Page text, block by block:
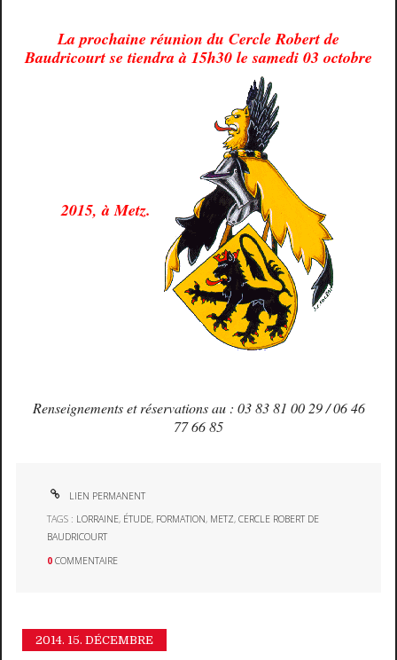
La prochaine réunion du Cercle Robert de
Baudricourt se tiendra à 15h30 le samedi 03 octobre
2015, à Metz.
Renseignements et réservations au : 03 83 81 00 29 / 06 46
77 66 85
LIEN PERMANENT
TAGS : LORRAINE, ÉTUDE, FORMATION, METZ,CERCLE ROBERT DE
BAUDRICOURT
0 COMMENTAIRE
2014. 15. DÉCEMBRE